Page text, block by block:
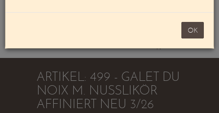
noch 100,00 €
Warenkorb
OK
ARTIKEL: 499 - GALET DU
NOIX M. NUSSLIKÖR
AFFINIERT NEU 3/26